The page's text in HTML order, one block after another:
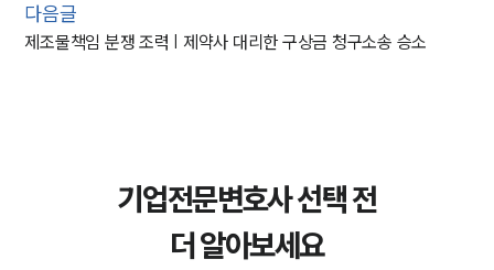
다음글
제조물책임 분쟁 조력 | 제약사 대리한 구상금 청구소송 승소
기업전문변호사 선택 전
더 알아보세요